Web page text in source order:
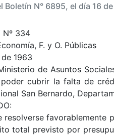
Boletín N° 6895, el día 16
Nº 334
F. y O. Públicas
1963
de Asuntos
cubrir la falta de
San Bernardo,
resolverse
total previsto por